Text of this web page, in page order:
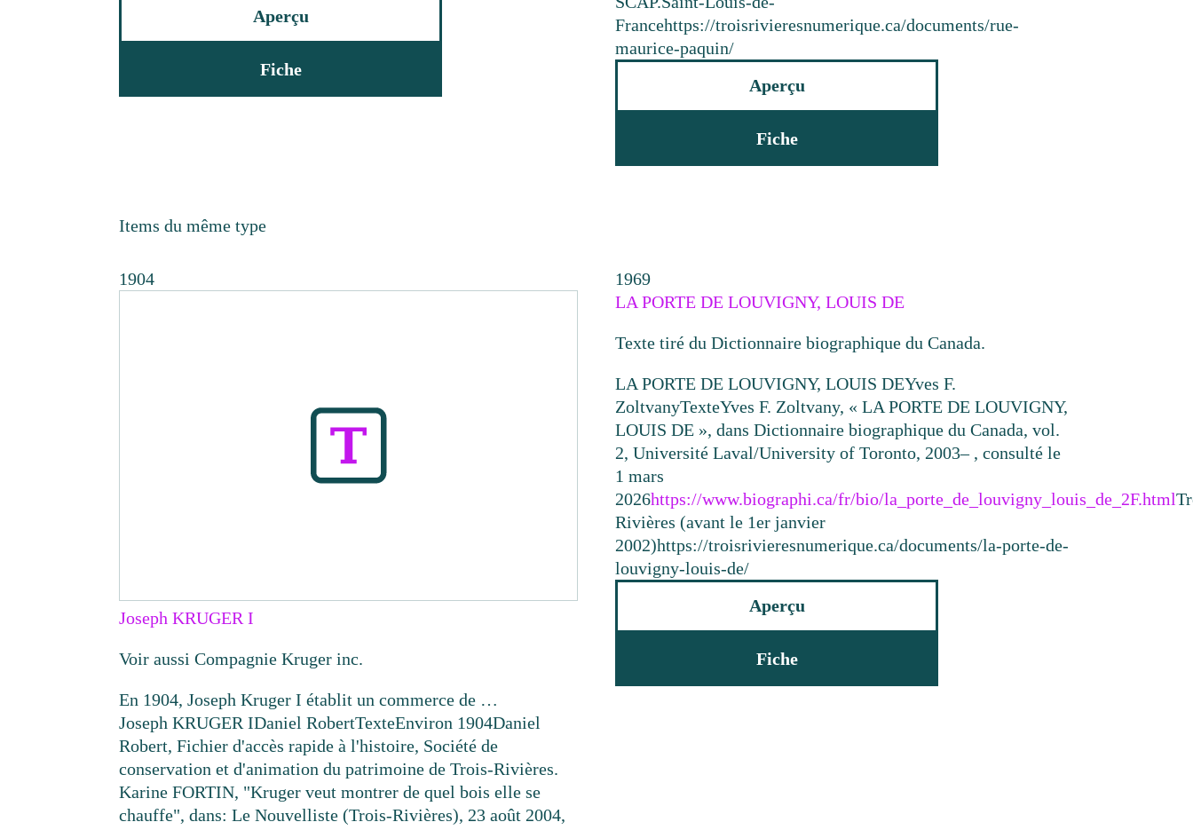
Aperçu
Fiche
Francehttps://troisrivieresnumerique.ca/documents/rue-
maurice-paquin/
Aperçu
Fiche
Items du même type
1904
Joseph KRUGER I
Voir aussi Compagnie Kruger inc.
En 1904, Joseph Kruger I établit un commerce de …
Joseph KRUGER IDaniel RobertTexteEnviron 1904Daniel
Robert, Fichier d'accès rapide à l'histoire, Société de
conservation et d'animation du patrimoine de Trois-Rivières.
Karine FORTIN, "Kruger veut montrer de quel bois elle se
chauffe", dans: Le Nouvelliste (Trois-Rivières), 23 août 2004,
1969
LA PORTE DE LOUVIGNY, LOUIS DE
Texte tiré du Dictionnaire biographique du Canada.
LA PORTE DE LOUVIGNY, LOUIS DEYves F.
ZoltvanyTexteYves F. Zoltvany, « LA PORTE DE LOUVIGNY,
LOUIS DE », dans Dictionnaire biographique du Canada, vol.
2, Université Laval/University of Toronto, 2003– , consulté le
1 mars
2026https://www.biographi.ca/fr/bio/la_porte_de_louvigny_louis_de_2F.html
Rivières (avant le 1er janvier
2002)https://troisrivieresnumerique.ca/documents/la-porte-de-
louvigny-louis-de/
Aperçu
Fiche